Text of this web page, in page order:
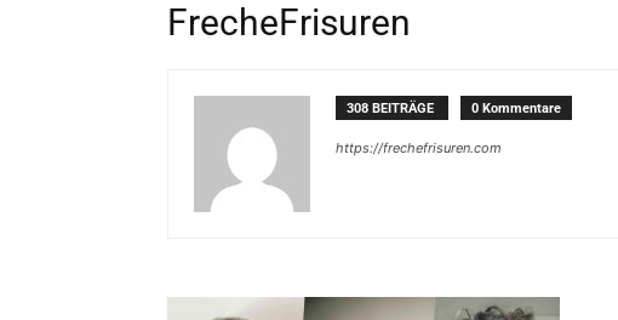
FrecheFrisuren
308 BEITRÄGE 0 Kommentare
https://frechefrisuren.com